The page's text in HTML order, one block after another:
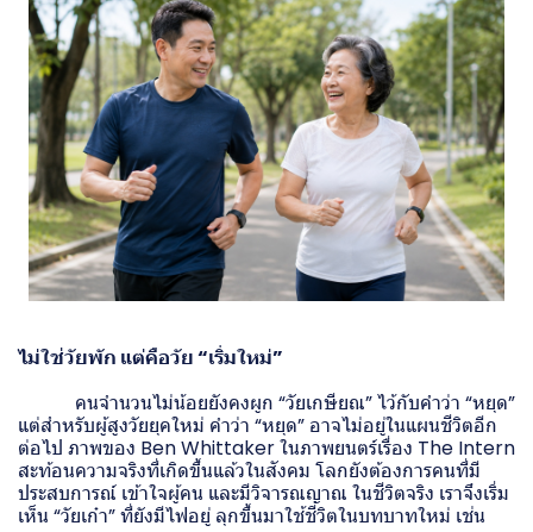
ไม่ใช่วัยพัก แต่คือวัย “เริ่มใหม่”
คนจำนวนไม่น้อยยังคงผูก “วัยเกษียณ” ไว้กับคำว่า “หยุด”
แต่สำหรับผู้สูงวัยยุคใหม่ คำว่า “หยุด” อาจไม่อยู่ในแผนชีวิตอีก
ต่อไป ภาพของ Ben Whittaker ในภาพยนตร์เรื่อง The Intern
สะท้อนความจริงที่เกิดขึ้นแล้วในสังคม โลกยังต้องการคนที่มี
ประสบการณ์ เข้าใจผู้คน และมีวิจารณญาณ ในชีวิตจริง เราจึงเริ่ม
เห็น “วัยเก๋า” ที่ยังมีไฟอยู่ ลุกขึ้นมาใช้ชีวิตในบทบาทใหม่ เช่น